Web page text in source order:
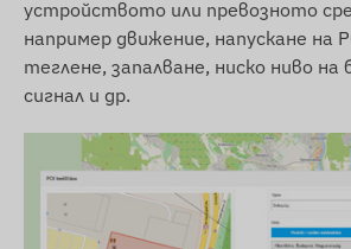
устройството или превозното
например движение, напускане на
теглене, запалване, ниско ниво на
сигнал и др.